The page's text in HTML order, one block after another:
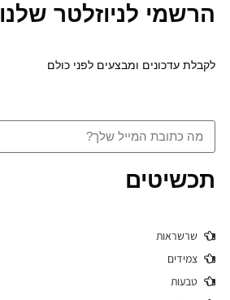
תכשיטים
שרשראות
צמידים
טבעות
הרשמי לניוזלטר שלנו
לקבלת עדכונים ומבצעים לפני כולם